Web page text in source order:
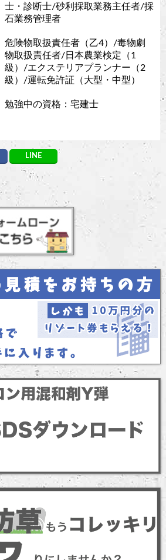
士・診断士/砂利採取業務主任者/採
石業務管理者
危険物取扱責任者（乙4）/毒物劇
物取扱責任者/日本農業検定（1
級）/エクステリアプランナー（2
級）/運転免許証（大型・中型）
勉強中の資格：宅建士
LINE